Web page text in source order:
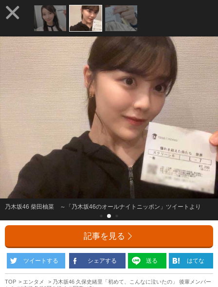
乃木坂46 柴田柚菜 ～「乃木坂46のオールナイトニッポン」ツイートより
記事を見る
ツイートする シェアする 送る はてな
TOP エンタメ
乃木坂46 久保史緒里「初めて、こんなに泣いたの」 後輩メンバー